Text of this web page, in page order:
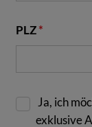
PLZ *
Ja, ich
exklusive